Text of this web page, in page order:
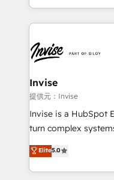
Services and E-
streamline and
commercial
automating and
service operations
your website, and
Based Marketing,
No worries, we will
brings us to our
much Benelux
Invise
提供元：Invise
Invise is a HubSpot
turn complex
We combine
management to
the fast-growing
Elite5.0